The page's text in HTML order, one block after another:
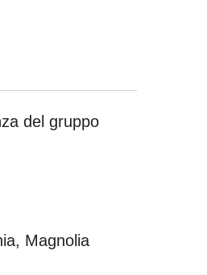
del gruppo
Magnolia